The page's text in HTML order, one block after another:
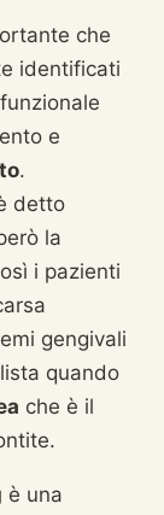
che
identificati
e
.
detto
la
i pazienti
gengivali
quando
che è il
è una